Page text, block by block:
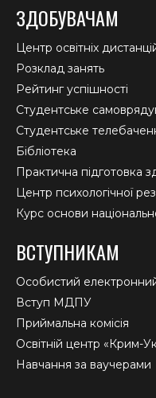
ЗДОБУВАЧАМ
Центр освітніх
Розклад занять
Рейтинг успішності
Студентське
Студентське
Бібліотека
Практична підготовка
Центр психологічної
Курс основи
ВСТУПНИКАМ
Особистий
Вступ МДПУ
Приймальна комісія
Освітній центр «Крим-
Навчання за ваучерами